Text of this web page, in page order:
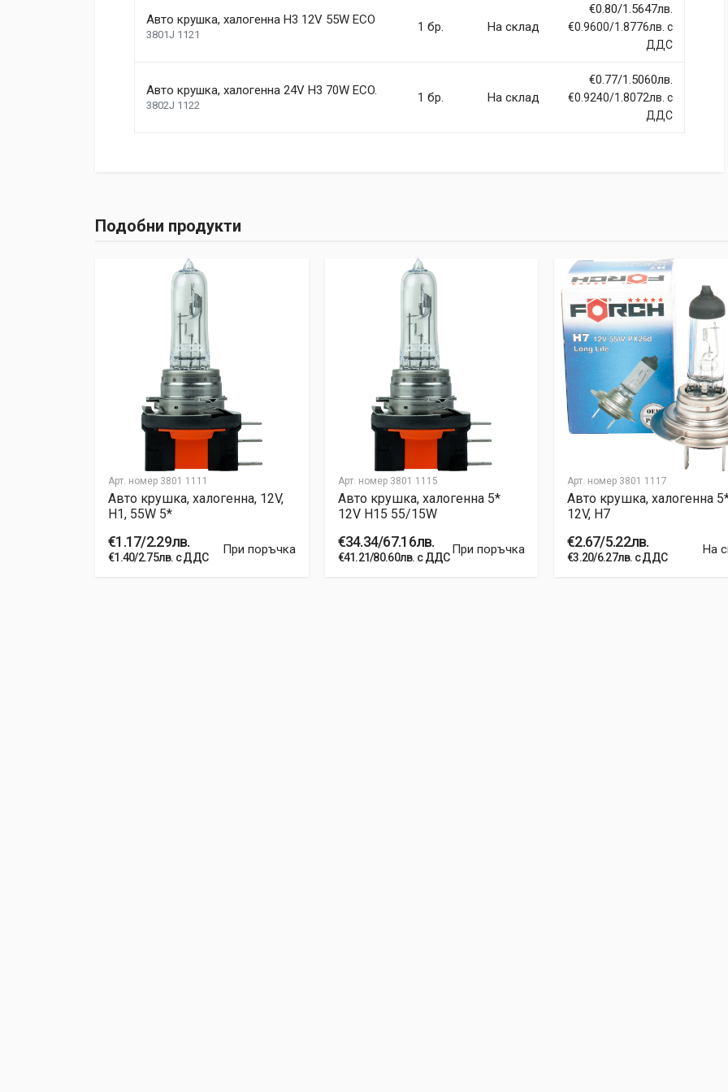
Post Your Review
Авто крушка, халогенна Н3 12V 55W ECO
3801J 1121
1 бр. На склад
€0.80/1.5647лв.
€0.9600/1.8776лв. с
ДДС
Авто крушка, халогенна 24V H3 70W ECO.
3802J 1122
1 бр. На склад
€0.77/1.5060лв.
€0.9240/1.8072лв. с
ДДС
Подобни продукти
Арт. номер 3801 1111
Авто крушка, халогенна, 12V,
H1, 55W 5*
€1.17/2.29лв.
€1.40/2.75лв. с ДДС
При поръчка
Арт. номер3801 1115
Авто крушка, халогенна 5*
12V H15 55/15W
€34.34/67.16лв.
€41.21/80.60лв. с ДДС
При поръчка
Арт. номер 3801 1117
Авто крушка, халогенна
12V, H7
€2.67/5.22лв.
€3.20/6.27лв. с ДДС
На